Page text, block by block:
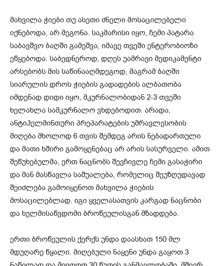
მახვილა ჭიები თუ ასეთი ძნელი მოსაცილებელი
იქნებოდა, არ მეგონა. საკმარისი იყო, ჩემი პატარა
საბავშვო ბაღში გამეშვა, იმავე თვეში ენტერობიოზი
ეწყებოდა. საბედნეროდ, დღეს უამრავი მედიკამენტი
არსებობს მის საწინააღმდეგოდ, მაგრამ ბაღში
სიარულის დროს ჭიების გადადების ალბათობა
იმდენად დიდი იყო, მკურნალობიდან 2-3 თვეში
ხელახლა სამკურნალო ვხდებოდით. არადა,
ანტიჰელმინთური პრეპარატების უმრავლესობის
მიღება მხოლოდ 6 თვის შემდეგ არის ნებადართული
და მათი ხშირი გამოყენებაც არ არის სასურველი. ამით
შეწუხებულმა, ერთ ნაცნობს შევჩივლე ჩემი გასაჭირი
და მან მასწავლა საშუალება, რომელიც შეუზღუდავად
შეიძლება გამოიყენოთ მახვილა ჭიების
მოსაცილებლად. იგი ყველასათვის კარგად ნაცნობი
და ხელმისაწვდომი ბროწეულისგან მზადდება.
ერთი ბროწეულის ქერქს უნდა დაასხათ 150 მლ
მდუღარე წყალი. მიღებული ნაყენი უნდა გაყოთ 3